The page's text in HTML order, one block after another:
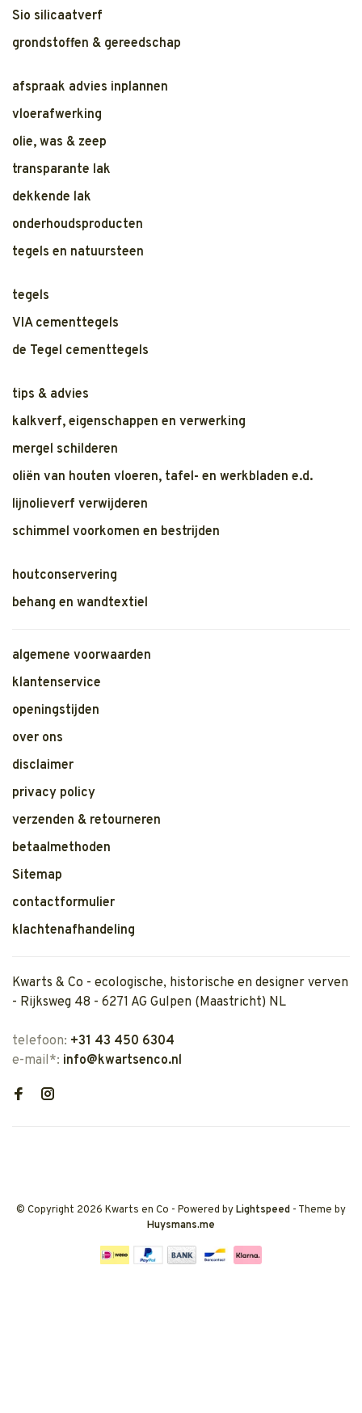
Sio silicaatverf
grondstoffen & gereedschap
afspraak advies inplannen
vloerafwerking
olie, was & zeep
transparante lak
dekkende lak
onderhoudsproducten
tegels en natuursteen
tegels
VIA cementtegels
de Tegel cementtegels
tips & advies
kalkverf, eigenschappen en verwerking
mergel schilderen
oliën van houten vloeren, tafel- en werkbladen e.d.
lijnolieverf verwijderen
schimmel voorkomen en bestrijden
houtconservering
behang en wandtextiel
algemene voorwaarden
klantenservice
openingstijden
over ons
disclaimer
privacy policy
verzenden & retourneren
betaalmethoden
Sitemap
contactformulier
klachtenafhandeling
Kwarts & Co - ecologische, historische en designer verven
- Rijksweg 48 - 6271 AG Gulpen (Maastricht) NL
telefoon: +31 43 450 6304
e-mail*: info@kwartsenco.nl
© Copyright 2026 Kwarts en Co - Powered byLightspeed - Theme by
Huysmans.me